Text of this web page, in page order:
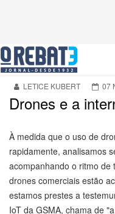
LETICE KUBERT 07
Drones e a
À medida que o uso de
rapidamente, analisamos
acompanhando o ritmo de
drones comerciais estão
estamos prestes a
IoT da GSMA, chama de